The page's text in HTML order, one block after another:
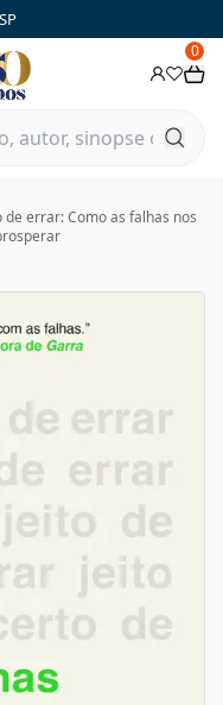
0
de errar: Como as falhas nos